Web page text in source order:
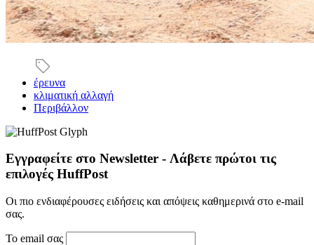
έρευνα
κλιματική αλλαγή
Περιβάλλον
Εγγραφείτε στο Newsletter - Λάβετε πρώτοι τις
επιλογές HuffPost
Οι πιο ενδιαφέρουσες ειδήσεις και απόψεις καθημερινά στο e-mail
σας.
Το email σας